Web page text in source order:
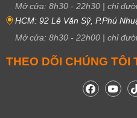
Mở cửa: 8h30 - 22h30 | chỉ
HCM: 92 Lê Văn Sỹ, P.Phú
Mở cửa: 8h30 - 22h00 | chỉ
THEO DÕI CHÚNG TÔI